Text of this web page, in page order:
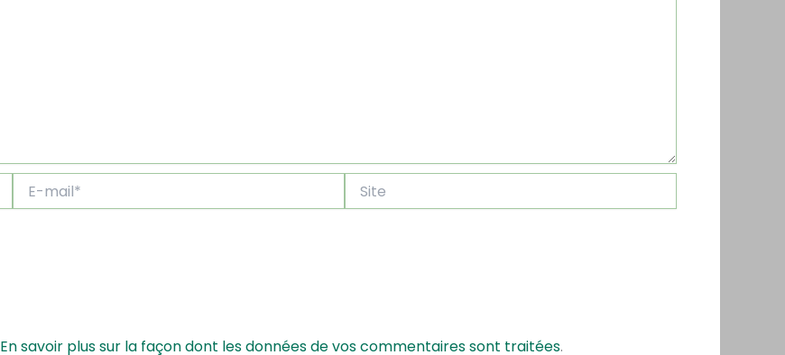
mail*
En savoir plus sur la façon dont les données de vos commentaires sont traitées.